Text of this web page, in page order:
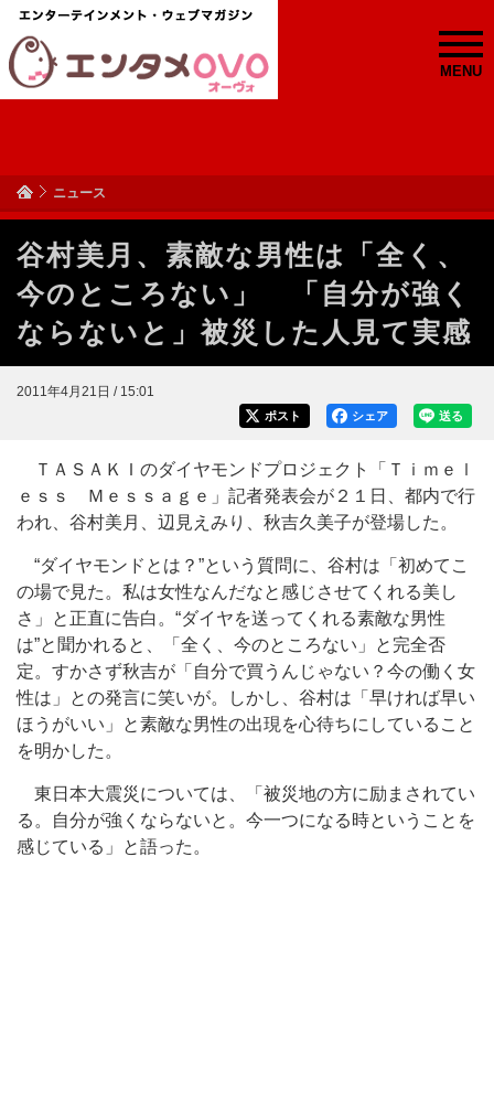
MENU
ニュース
谷村美月、素敵な男性は「全く、
今のところない」 「自分が強く
ならないと」被災した人見て実感
2011年4月21日 / 15:01
送る
シェア
ポスト
ＴＡＳＡＫＩのダイヤモンドプロジェクト「Ｔｉｍｅｌ
ｅｓｓ Ｍｅｓｓａｇｅ」記者発表会が２１日、都内で行
われ、谷村美月、辺見えみり、秋吉久美子が登場した。
“ダイヤモンドとは？”という質問に、谷村は「初めてこ
の場で見た。私は女性なんだなと感じさせてくれる美し
さ」と正直に告白。“ダイヤを送ってくれる素敵な男性
は”と聞かれると、「全く、今のところない」と完全否
定。すかさず秋吉が「自分で買うんじゃない？今の働く女
性は」との発言に笑いが。しかし、谷村は「早ければ早い
ほうがいい」と素敵な男性の出現を心待ちにしていること
を明かした。
東日本大震災については、「被災地の方に励まされてい
る。自分が強くならないと。今一つになる時ということを
感じている」と語った。